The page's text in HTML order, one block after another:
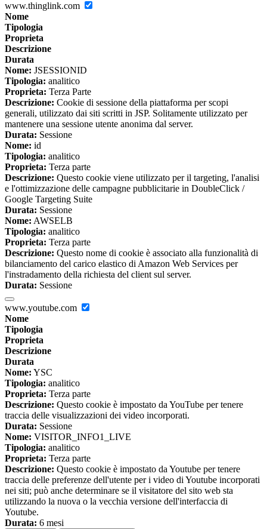
www.thinglink.com
Nome
Tipologia
Proprieta
Descrizione
Durata
Nome: JSESSIONID
Tipologia: analitico
Proprieta: Terza Parte
Descrizione: Cookie di sessione della piattaforma per scopi
generali, utilizzato dai siti scritti in JSP. Solitamente utilizzato per
mantenere una sessione utente anonima dal server.
Durata: Sessione
Nome: id
Tipologia: analitico
Proprieta: Terza parte
Descrizione: Questo cookie viene utilizzato per il targeting, l'analisi
e l'ottimizzazione delle campagne pubblicitarie in DoubleClick /
Google Targeting Suite
Durata: Sessione
Nome: AWSELB
Tipologia: analitico
Proprieta: Terza parte
Descrizione: Questo nome di cookie è associato alla funzionalità di
bilanciamento del carico elastico di Amazon Web Services per
l'instradamento della richiesta del client sul server.
Durata: Sessione
www.youtube.com
Nome
Tipologia
Proprieta
Descrizione
Durata
Nome: YSC
Tipologia: analitico
Proprieta: Terza parte
Descrizione: Questo cookie è impostato da YouTube per tenere
traccia delle visualizzazioni dei video incorporati.
Durata: Sessione
Nome: VISITOR_INFO1_LIVE
Tipologia: analitico
Proprieta: Terza parte
Descrizione: Questo cookie è impostato da Youtube per tenere
traccia delle preferenze dell'utente per i video di Youtube incorporati
nei siti; può anche determinare se il visitatore del sito web sta
utilizzando la nuova o la vecchia versione dell'interfaccia di
Youtube.
Durata: 6 mesi